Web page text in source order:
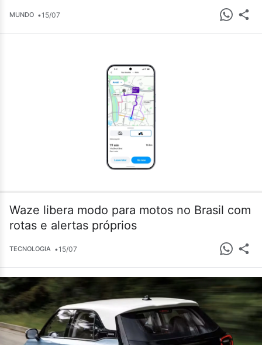
MUNDO •15/07
Waze libera modo para motos no Brasil com
rotas e alertas próprios
TECNOLOGIA •15/07